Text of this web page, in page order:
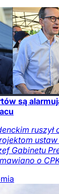
są
Gabinetu
o